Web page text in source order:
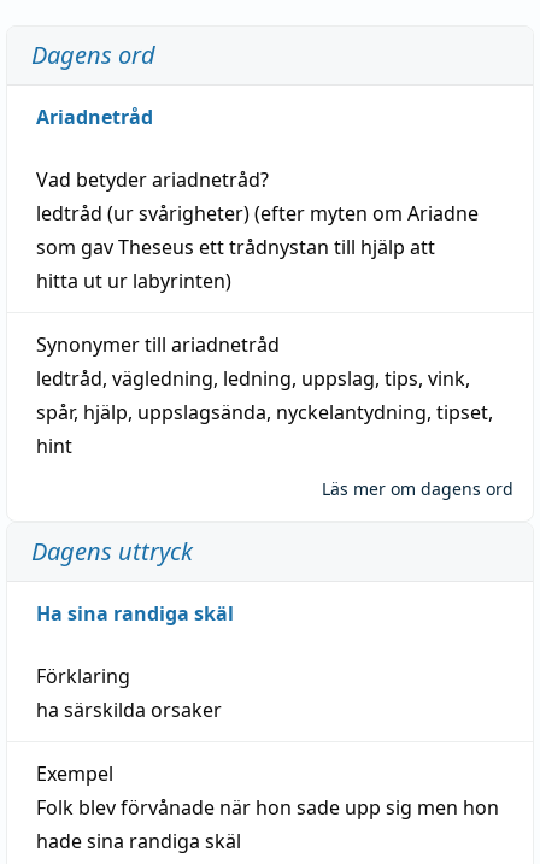
Dagens ord
Ariadnetråd
Vad betyderariadnetråd?
ledtråd (ur svårigheter) (efter myten om Ariadne
som gav Theseus ett trådnystan till hjälp att
hitta ut ur labyrinten)
Synonymer till ariadnetråd
ledtråd, vägledning, ledning, uppslag, tips, vink,
spår, hjälp, uppslagsända, nyckelantydning, tipset,
hint
Läs mer om dagens ord
Dagens uttryck
Ha sina randiga skäl
Förklaring
ha särskilda orsaker
Exempel
Folk blev förvånade när hon sade upp sig men hon
hade sina randiga skäl